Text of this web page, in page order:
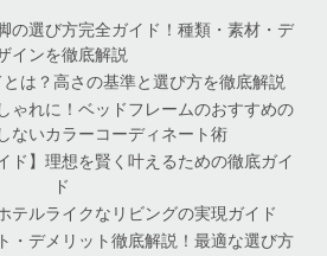
の選び方完全ガイド！種類・素材・デ
インを徹底解説
は？高さの基準と選び方を徹底解説
ゃれに！ベッドフレームのおすすめの
ないカラーコーディネート術
ド】理想を賢く叶えるための徹底ガイ
ド
テルライクなリビングの実現ガイド
・デメリット徹底解説！最適な選び方